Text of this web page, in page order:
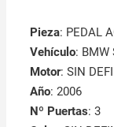
Pieza: PEDAL
Vehículo: BMW
Motor: SIN
Año: 2006
Nº Puertas: 3